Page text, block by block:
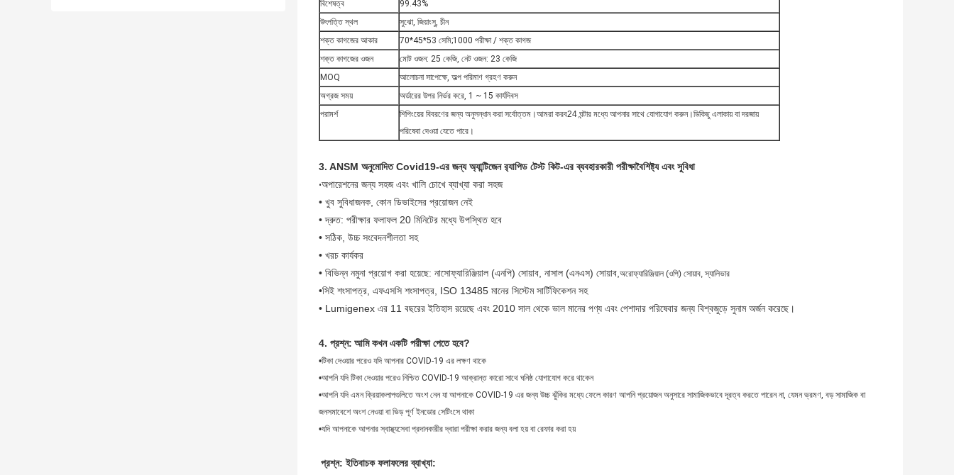
বিশেষত্ব
99.43%
উৎপত্তি স্থল
সুঝো, জিয়াংসু, চীন
শক্ত কাগজের আকার
70*45*53 সেমি;1000 পরীক্ষা / শক্ত কাগজ
শক্ত কাগজের ওজন
মোট ওজন: 25 কেজি, নেট ওজন: 23 কেজি
MOQ
আলোচনা সাপেক্ষে, অল্প পরিমাণ গ্রহণ করুন
অগ্রজ সময়
অর্ডারের উপর নির্ভর করে, 1 ~ 15 কার্যদিবস
পরামর্শ
শিপিংয়ের বিবরণের জন্য অনুসন্ধান করা সর্বোত্তম।আমরা করব24 ঘন্টার মধ্যে আপনার সাথে যোগাযোগ করুন।ডিকিছু এলাকায় বা দরজায়
পরিষেবা দেওয়া যেতে পারে।
3. ANSM অনুমোদিত Covid19-এর জন্য অ্যান্টিজেন র‌্যাপিড টেস্ট কিট-এর ব্যবহারকারী পরীক্ষাবৈশিষ্ট্য এবং সুবিধা
•অপারেশনের জন্য সহজ এবং খালি চোখে ব্যাখ্যা করা সহজ
• খুব সুবিধাজনক, কোন ডিভাইসের প্রয়োজন নেই
• দ্রুত: পরীক্ষার ফলাফল 20 মিনিটের মধ্যে উপস্থিত হবে
• সঠিক, উচ্চ সংবেদনশীলতা সহ
• খরচ কার্যকর
• বিভিন্ন নমুনা প্রয়োগ করা হয়েছে: নাসোফ্যারিঞ্জিয়াল (এনপি) সোয়াব, নাসাল (এনএস) সোয়াব,অরোফ্যারিঞ্জিয়াল (ওপি) সোয়াব, স্যালিভার
•সিই শংসাপত্র, এফএসসি শংসাপত্র, ISO 13485 মানের সিস্টেম সার্টিফিকেশন সহ
• Lumigenex এর 11 বছরের ইতিহাস রয়েছে এবং 2010 সাল থেকে ভাল মানের পণ্য এবং পেশাদার পরিষেবার জন্য বিশ্বজুড়ে সুনাম অর্জন করেছে।
4. প্রশ্ন: আমি কখন একটি পরীক্ষা পেতে হবে?
•টিকা দেওয়ার পরেও যদি আপনার COVID-19 এর লক্ষণ থাকে
•আপনি যদি টিকা দেওয়ার পরেও নিশ্চিত COVID-19 আক্রান্ত কারো সাথে ঘনিষ্ঠ যোগাযোগ করে থাকেন
•আপনি যদি এমন ক্রিয়াকলাপগুলিতে অংশ নেন যা আপনাকে COVID-19 এর জন্য উচ্চ ঝুঁকির মধ্যে ফেলে কারণ আপনি প্রয়োজন অনুসারে সামাজিকভাবে দূরত্ব করতে পারেন না, যেমন ভ্রমণ, বড় সামাজিক বা
জনসমাবেশে অংশ নেওয়া বা ভিড় পূর্ণ ইনডোর সেটিংসে থাকা
•যদি আপনাকে আপনার স্বাস্থ্যসেবা প্রদানকারীর দ্বারা পরীক্ষা করার জন্য বলা হয় বা রেফার করা হয়
প্রশ্ন: ইতিবাচক ফলাফলের ব্যাখ্যা: